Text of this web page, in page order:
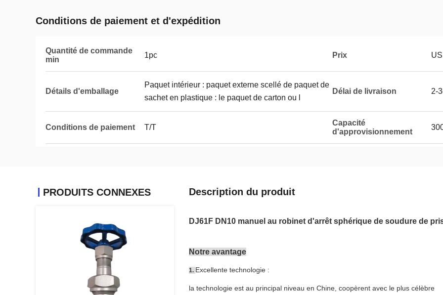
Conditions de paiement et d'expédition
Quantité de commande
min
1pc Prix
Détails d'emballage
Paquet intérieur : paquet externe scellé de paquet de
sachet en plastique : le paquet de carton ou l
Délai de livraison 2-
Conditions de paiement T/T
Capacité
d'approvisionnement
PRODUITS CONNEXES Description du produit
DJ61F DN10 manuel au robinet d'arrêt sphérique de soudure de
Notre avantage
1. Excellente technologie :
la technologie est au principal niveau en Chine, coopèrent avec le plus célèbre